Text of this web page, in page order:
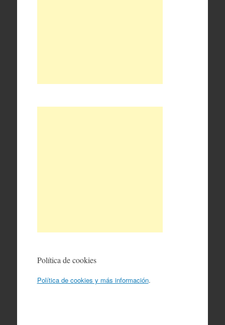
Política de cookies
Política de cookies y más información.